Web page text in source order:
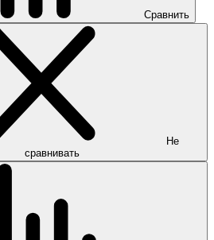
Сравнить
Не
сравнивать